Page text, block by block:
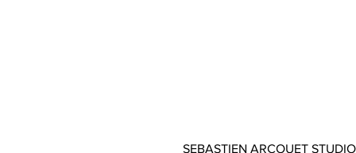
SEBASTIEN ARCOUET STUDIO